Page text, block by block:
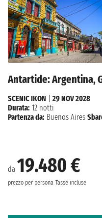
Antartide: Argentina,
da 19.480 €
prezzo per persona Tasse incluse
SCENIC IKON
29 NOV 2028
Durata: 12 notti
Partenza da: Buenos Aires